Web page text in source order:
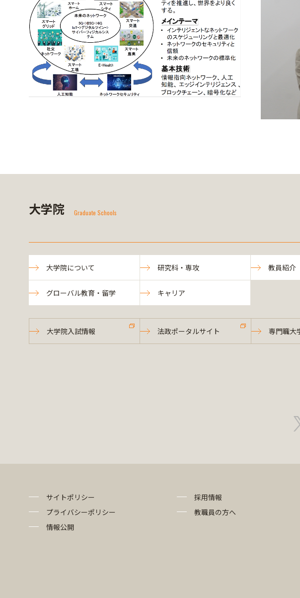
大学院 Graduate Schools
大学院について 研究科・専攻 教員紹介
グローバル教育・留学 キャリア
大学院入試情報 法政ポータルサイト 専門職大
サイトポリシー
プライバシーポリシー
情報公開
採用情報
教職員の方へ